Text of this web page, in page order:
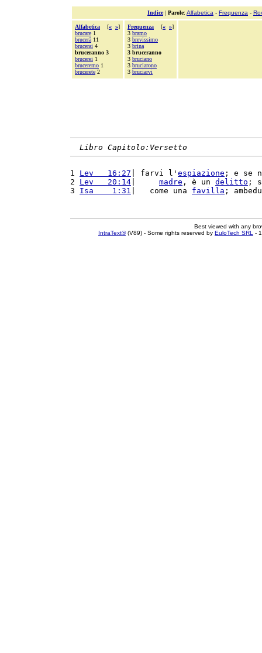
Indice| Parole: Alfabetica - Frequenza -
Alfabetica [« »]
brucare 1
brucerà 11
brucerai 4
bruceranno 3
brucerei 1
bruceremo 1
brucerete 2
Frequenza [« »]
3 bramo
3 brevissimo
3 brina
3 bruceranno
3 bruciano
3 bruciarono
3 bruciarvi
Libro Capitolo:Versetto
1 Lev   16:27 | farvi l' espiazione ; e se
2 Lev   20:14 madre , è un delitto ;
3 Isa    1:31 |   come una favilla ;
Best viewed with any
IntraText®(V89) - Some rights reserved by EuloTech SRL -